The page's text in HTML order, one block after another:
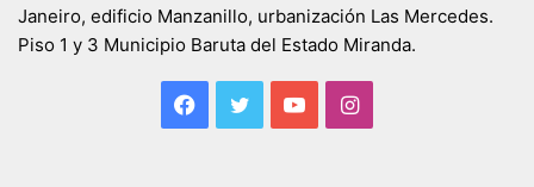
Janeiro, edificio Manzanillo, urbanización Las Mercedes.
Piso 1 y 3 Municipio Baruta del Estado Miranda.
Facebook
TwitterYouTubeInstagram